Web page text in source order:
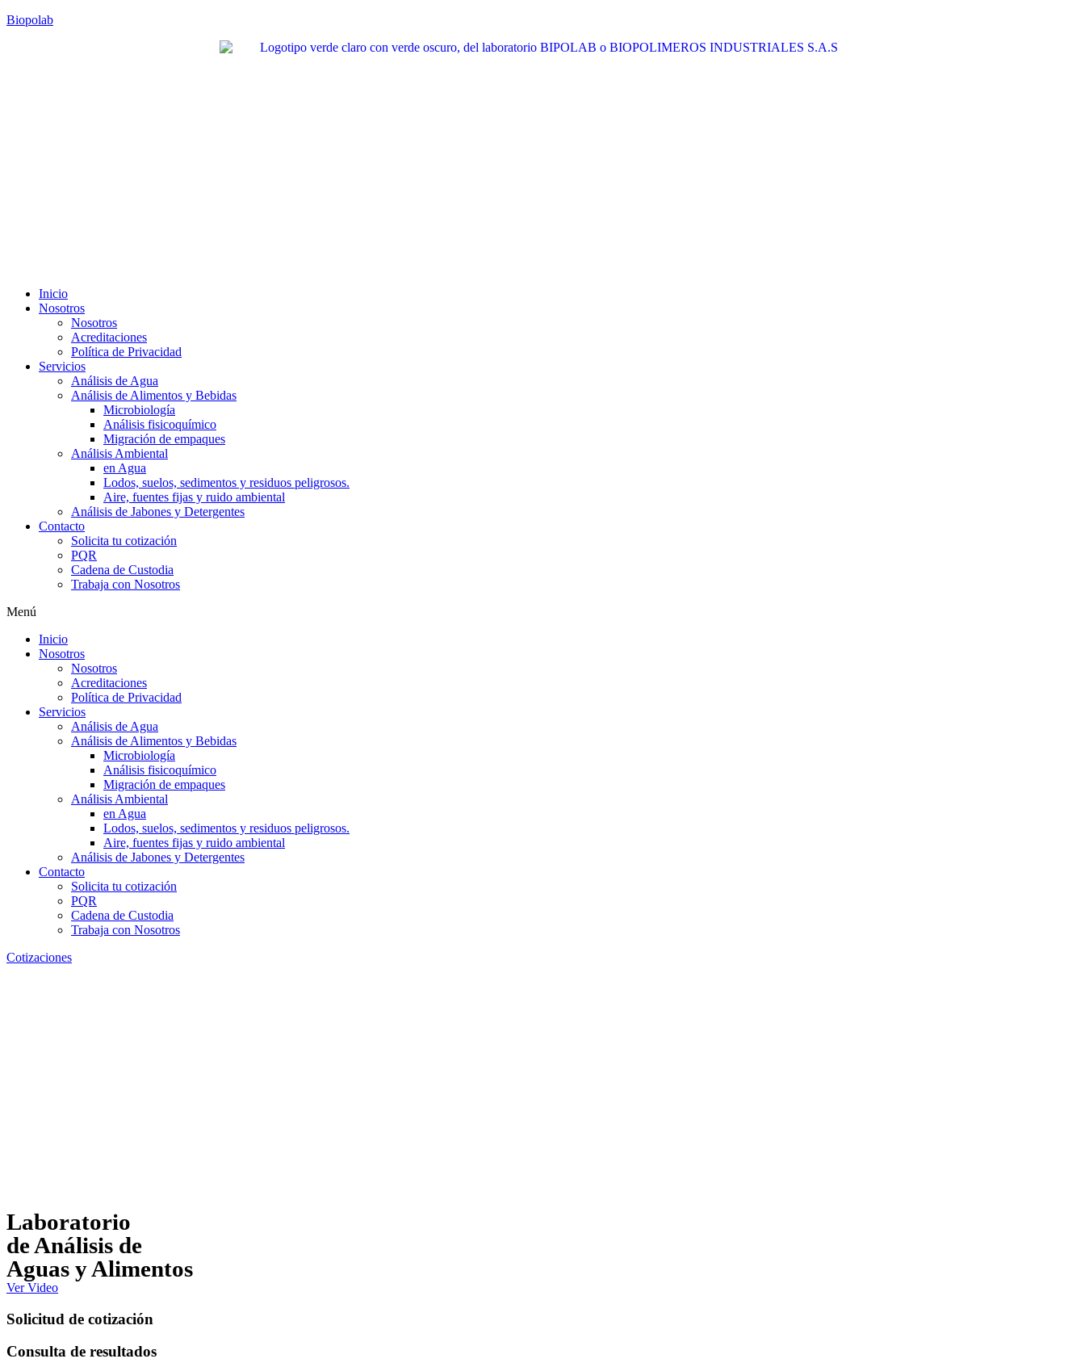
Biopolab
Inicio
Nosotros
Nosotros
Acreditaciones
Política de Privacidad
Servicios
Análisis de Agua
Análisis de Alimentos y Bebidas
Microbiología
Análisis fisicoquímico
Migración de empaques
Análisis Ambiental
en Agua
Lodos, suelos, sedimentos y residuos peligrosos.
Aire, fuentes fijas y ruido ambiental
Análisis de Jabones y Detergentes
Contacto
Solicita tu cotización
PQR
Cadena de Custodia
Trabaja con Nosotros
Menú
Inicio
Nosotros
Nosotros
Acreditaciones
Política de Privacidad
Servicios
Análisis de Agua
Análisis de Alimentos y Bebidas
Microbiología
Análisis fisicoquímico
Migración de empaques
Análisis Ambiental
en Agua
Lodos, suelos, sedimentos y residuos peligrosos.
Aire, fuentes fijas y ruido ambiental
Análisis de Jabones y Detergentes
Contacto
Solicita tu cotización
PQR
Cadena de Custodia
Trabaja con Nosotros
Cotizaciones
Laboratorio
de Análisis de
Aguas y Alimentos
Ver Video
Solicitud de cotización
Consulta de resultados